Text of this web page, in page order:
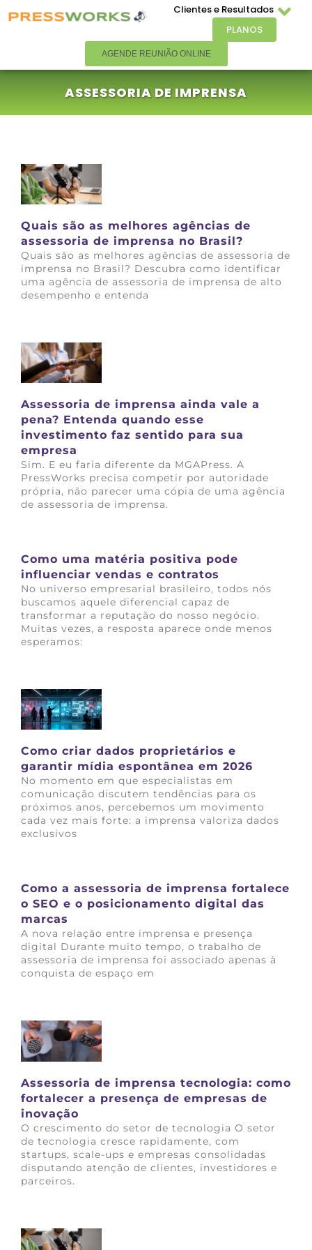
Clientes e Resultados
PLANOS
AGENDE REUNIÃO ONLINE
ASSESSORIA DE IMPRENSA
Quais são as melhores agências de
assessoria de imprensa no Brasil?
Quais são as melhores agências de assessoria de
imprensa no Brasil? Descubra como identificar
uma agência de assessoria de imprensa de alto
desempenho e entenda
Assessoria de imprensa ainda vale a
pena? Entenda quando esse
investimento faz sentido para sua
empresa
Sim. E eu faria diferente da MGAPress. A
PressWorks precisa competir por autoridade
própria, não parecer uma cópia de uma agência
de assessoria de imprensa.
Como uma matéria positiva pode
influenciar vendas e contratos
No universo empresarial brasileiro, todos nós
buscamos aquele diferencial capaz de
transformar a reputação do nosso negócio.
Muitas vezes, a resposta aparece onde menos
esperamos:
Como criar dados proprietários e
garantir mídia espontânea em 2026
No momento em que especialistas em
comunicação discutem tendências para os
próximos anos, percebemos um movimento
cada vez mais forte: a imprensa valoriza dados
exclusivos
Como a assessoria de imprensa fortalece
o SEO e o posicionamento digital das
marcas
A nova relação entre imprensa e presença
digital Durante muito tempo, o trabalho de
assessoria de imprensa foi associado apenas à
conquista de espaço em
Assessoria de imprensa tecnologia: como
fortalecer a presença de empresas de
inovação
O crescimento do setor de tecnologia O setor
de tecnologia cresce rapidamente, com
startups, scale-ups e empresas consolidadas
disputando atenção de clientes, investidores e
parceiros.